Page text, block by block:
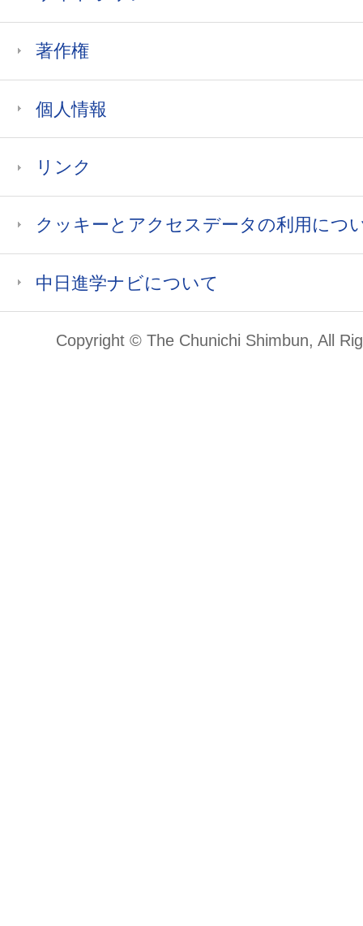
著作権
個人情報
リンク
クッキーとアクセスデータの利用につ
中日進学ナビについて
Copyright © The Chunichi Shimbun, All